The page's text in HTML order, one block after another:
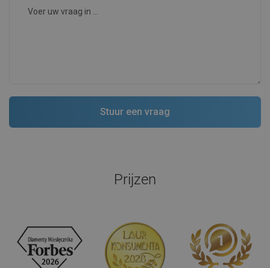
Prijzen